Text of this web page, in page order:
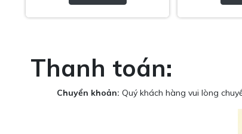
Thanh toán:
Chuyển khoản: Quý khách hàng vui lòng